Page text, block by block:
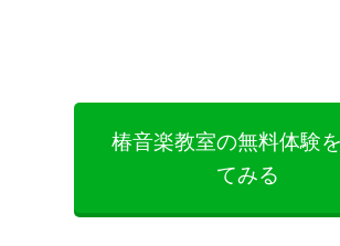
椿音楽教室の無料体験
てみる